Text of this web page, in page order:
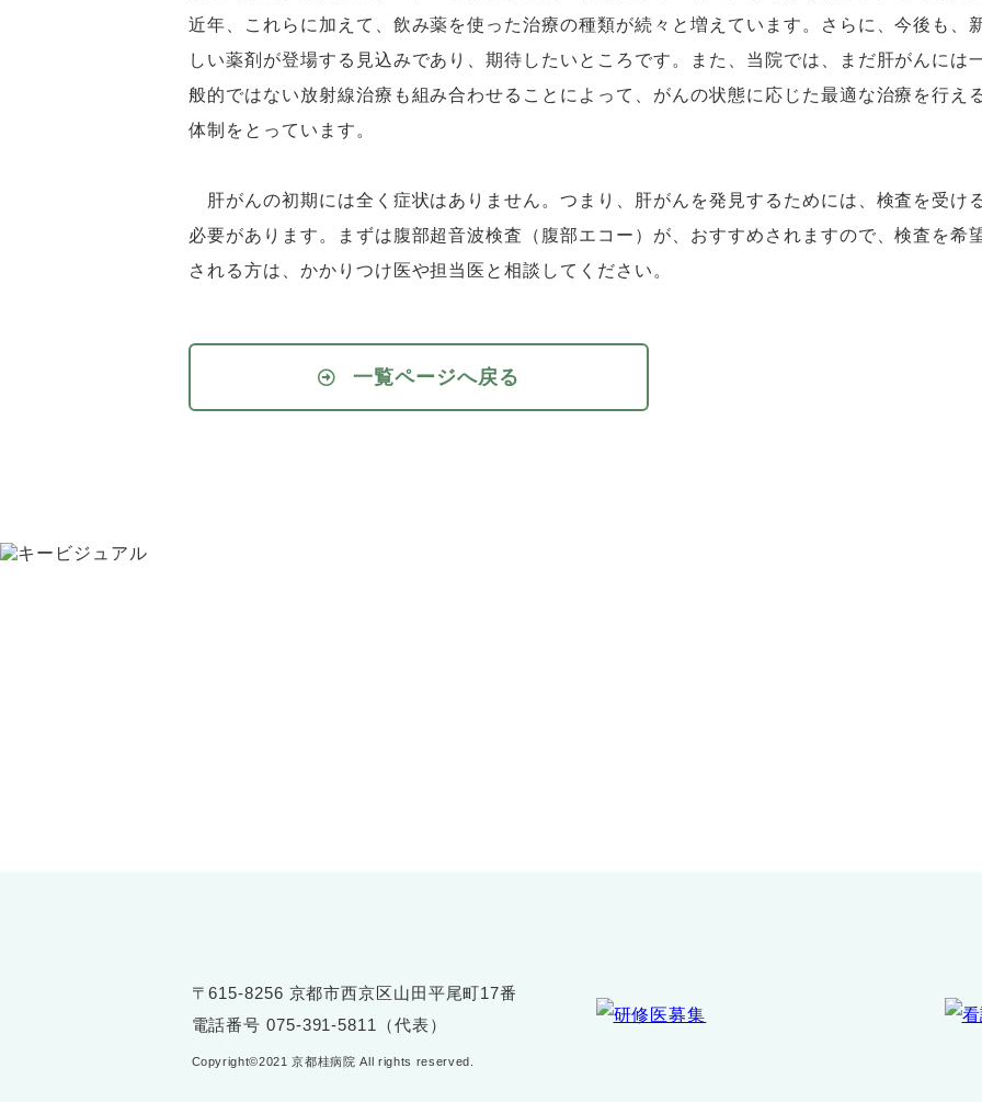
近年、これらに加えて、飲み薬を使った治療の種類が続々と増えています。さらに、今後も、
しい薬剤が登場する見込みであり、期待したいところです。また、当院では、まだ肝がんには
般的ではない放射線治療も組み合わせることによって、がんの状態に応じた最適な治療を行え
体制をとっています。
肝がんの初期には全く症状はありません。つまり、肝がんを発見するためには、検査を受け
必要があります。まずは腹部超音波検査（腹部エコー）が、おすすめされますので、検査を希
される方は、かかりつけ医や担当医と相談してください。
一覧ページへ戻る
〒615-8256 京都市西京区山田平尾町17番
電話番号 075-391-5811（代表）
Copyright©2021 京都桂病院 All rights reserved.